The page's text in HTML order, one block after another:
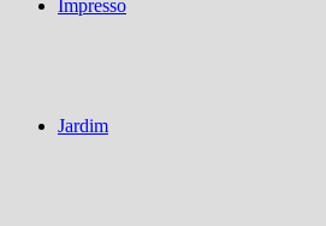
Impresso
Jardim